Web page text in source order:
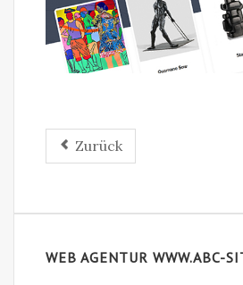
Zurück
WEB AGENTUR WWW.ABC-